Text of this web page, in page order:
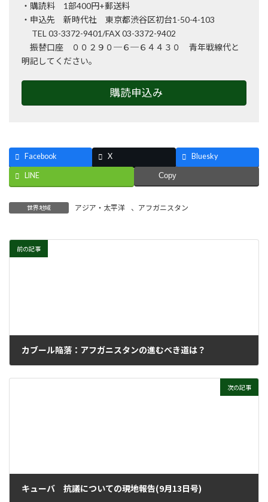
・購読料 1部400円+郵送料
・申込先 新時代社 東京都渋谷区初台1-50-4-103
TEL 03-3372-9401/FAX 03-3372-9402
振替口座 ００２９０─６─６４４３０ 青年戦線代と
明記してください。
購読申込み
Facebook X Bluesky
LINE Copy
世界地域 アジア・太平洋 、 アフガニスタン
前の記事
カブール陥落：アフガニスタンの進むべき道は？
次の記事
キューバ 抗議についての現地報告(9月13日号)